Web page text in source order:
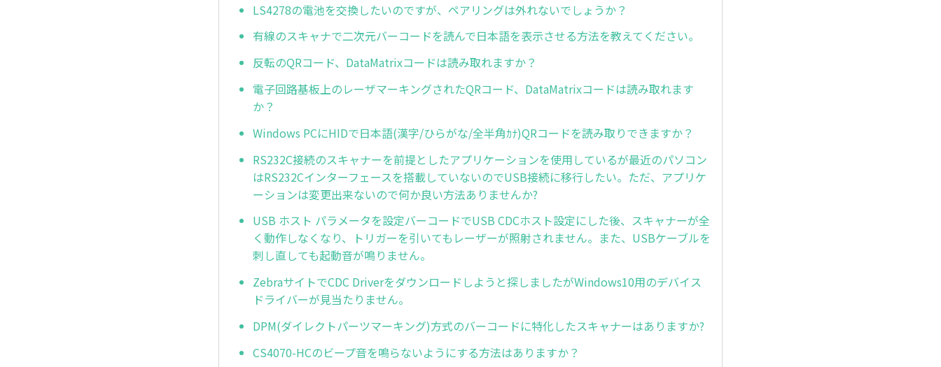
LS4278の電池を交換したいのですが、ペアリングは外れないでしょうか？
有線のスキャナで二次元バーコードを読んで日本語を表示させる方法を教えてください。
反転のQRコード、DataMatrixコードは読み取れますか？
電子回路基板上のレーザマーキングされたQRコード、DataMatrixコードは読み取れます
か？
Windows PCにHIDで日本語(漢字/ひらがな/全半角ｶﾅ)QRコードを読み取りできますか？
RS232C接続のスキャナーを前提としたアプリケーションを使用しているが最近のパソコン
はRS232Cインターフェースを搭載していないのでUSB接続に移行したい。ただ、アプリケ
ーションは変更出来ないので何か良い方法ありませんか?
USB ホスト パラメータを設定バーコードでUSB CDCホスト設定にした後、スキャナーが全
く動作しなくなり、トリガーを引いてもレーザーが照射されません。また、USBケーブルを
刺し直しても起動音が鳴りません。
ZebraサイトでCDC Driverをダウンロードしようと探しましたがWindows10用のデバイス
ドライバーが見当たりません。
DPM(ダイレクトパーツマーキング)方式のバーコードに特化したスキャナーはありますか?
CS4070-HCのビープ音を鳴らないようにする方法はありますか？